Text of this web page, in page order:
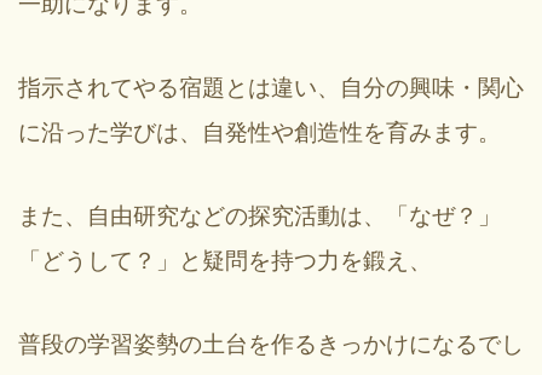
指示されてやる宿題とは違い、自分の興味・関心
に沿った学びは、自発性や創造性を育みます。
また、自由研究などの探究活動は、「なぜ？」
「どうして？」と疑問を持つ力を鍛え、
普段の学習姿勢の土台を作るきっかけになるでし